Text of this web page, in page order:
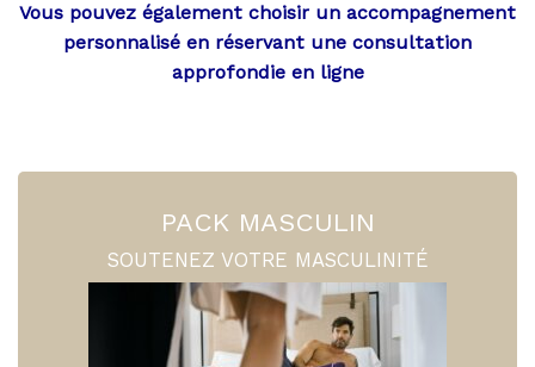
Vous pouvez également choisir un accompagnement
personnalisé en réservant une consultation
approfondie en ligne
PACK MASCULIN
SOUTENEZ VOTRE MASCULINITÉ